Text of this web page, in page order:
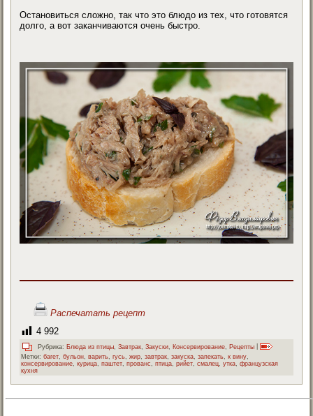
Остановиться сложно, так что это блюдо из тех, что готовятся
долго, а вот заканчиваются очень быстро.
Распечатать рецепт
4 992
Рубрика: Блюда из птицы ,Завтрак ,Закуски Консервирование Рецепты
Метки: багет,бульон,варить,гусь,жир,завтрак,закуска,запекать,к вину,
консервирование,курица,паштет,прованс,птица,рийет,смалец,утка,французская
кухня